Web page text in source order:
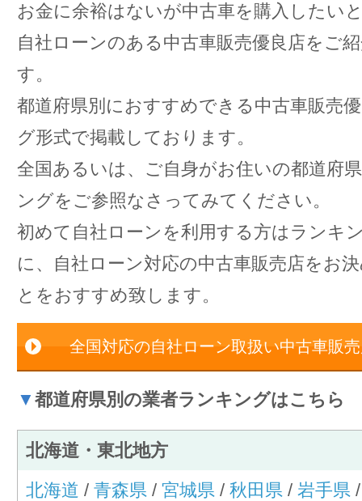
お金に余裕はないが中古車を購入したい
自社ローンのある中古車販売優良店をご
す。
都道府県別におすすめできる中古車販売
グ形式で掲載しております。
全国あるいは、ご自身がお住いの都道府
ングをご参照なさってみてください。
初めて自社ローンを利用する方はランキ
に、自社ローン対応の中古車販売店をお
とをおすすめ致します。
全国対応の自社ローン取扱い中古車販
▼ 都道府県別の業者ランキングはこちら
北海道・東北地方
北海道 / 青森県/ 宮城県/ 秋田県/ 岩手県